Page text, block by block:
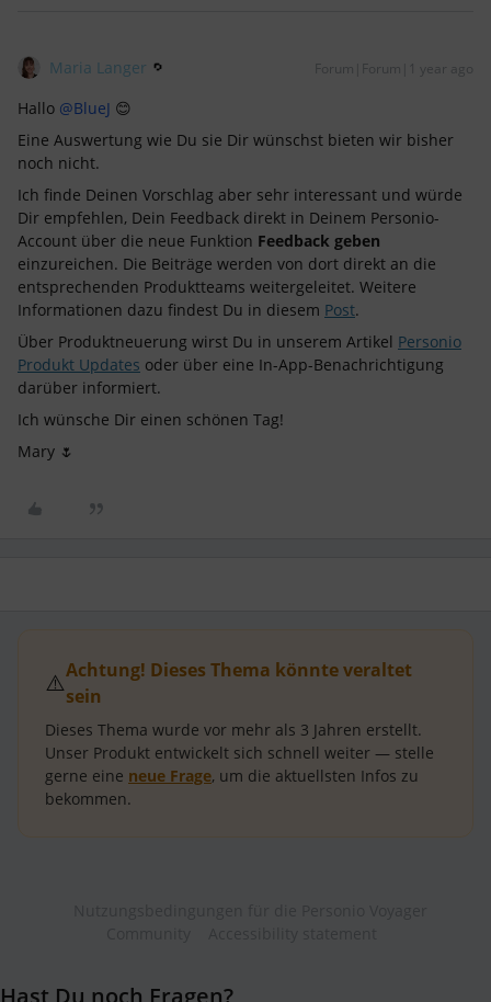
Maria Langer Forum|Forum|1 year ago
Hallo @BlueJ 😊
Eine Auswertung wie Du sie Dir wünschst bieten wir bisher
noch nicht.
Ich finde Deinen Vorschlag aber sehr interessant und würde
Dir empfehlen, Dein Feedback direkt in Deinem Personio-
Account über die neue Funktion Feedback geben
einzureichen. Die Beiträge werden von dort direkt an die
entsprechenden Produktteams weitergeleitet. Weitere
Informationen dazu findest Du in diesem Post.
Über Produktneuerung wirst Du in unserem Artikel Personio
Produkt Updates oder über eine In-App-Benachrichtigung
darüber informiert.
Ich wünsche Dir einen schönen Tag!
Mary 🌷
⚠️Achtung! Dieses Thema könnte veraltet
sein
Dieses Thema wurde vor mehr als 3 Jahren erstellt.
Unser Produkt entwickelt sich schnell weiter — stelle
gerne eine neue Frage, um die aktuellsten Infos zu
bekommen.
Hast Du noch Fragen?